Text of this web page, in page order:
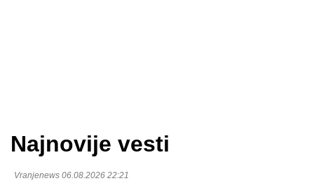
Najnovije vesti
Vranjenews 06.08.2026 22:21